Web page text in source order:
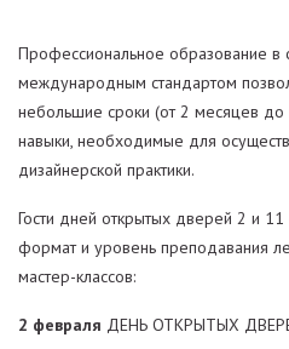
Профессиональное образование в
международным стандартом
небольшие сроки (от 2 месяцев до
навыки, необходимые для
дизайнерской практики.
Гости дней открытых дверей 2 и
формат и уровень преподавания
мастер-классов:
2 февраля ДЕНЬ ОТКРЫТЫХ